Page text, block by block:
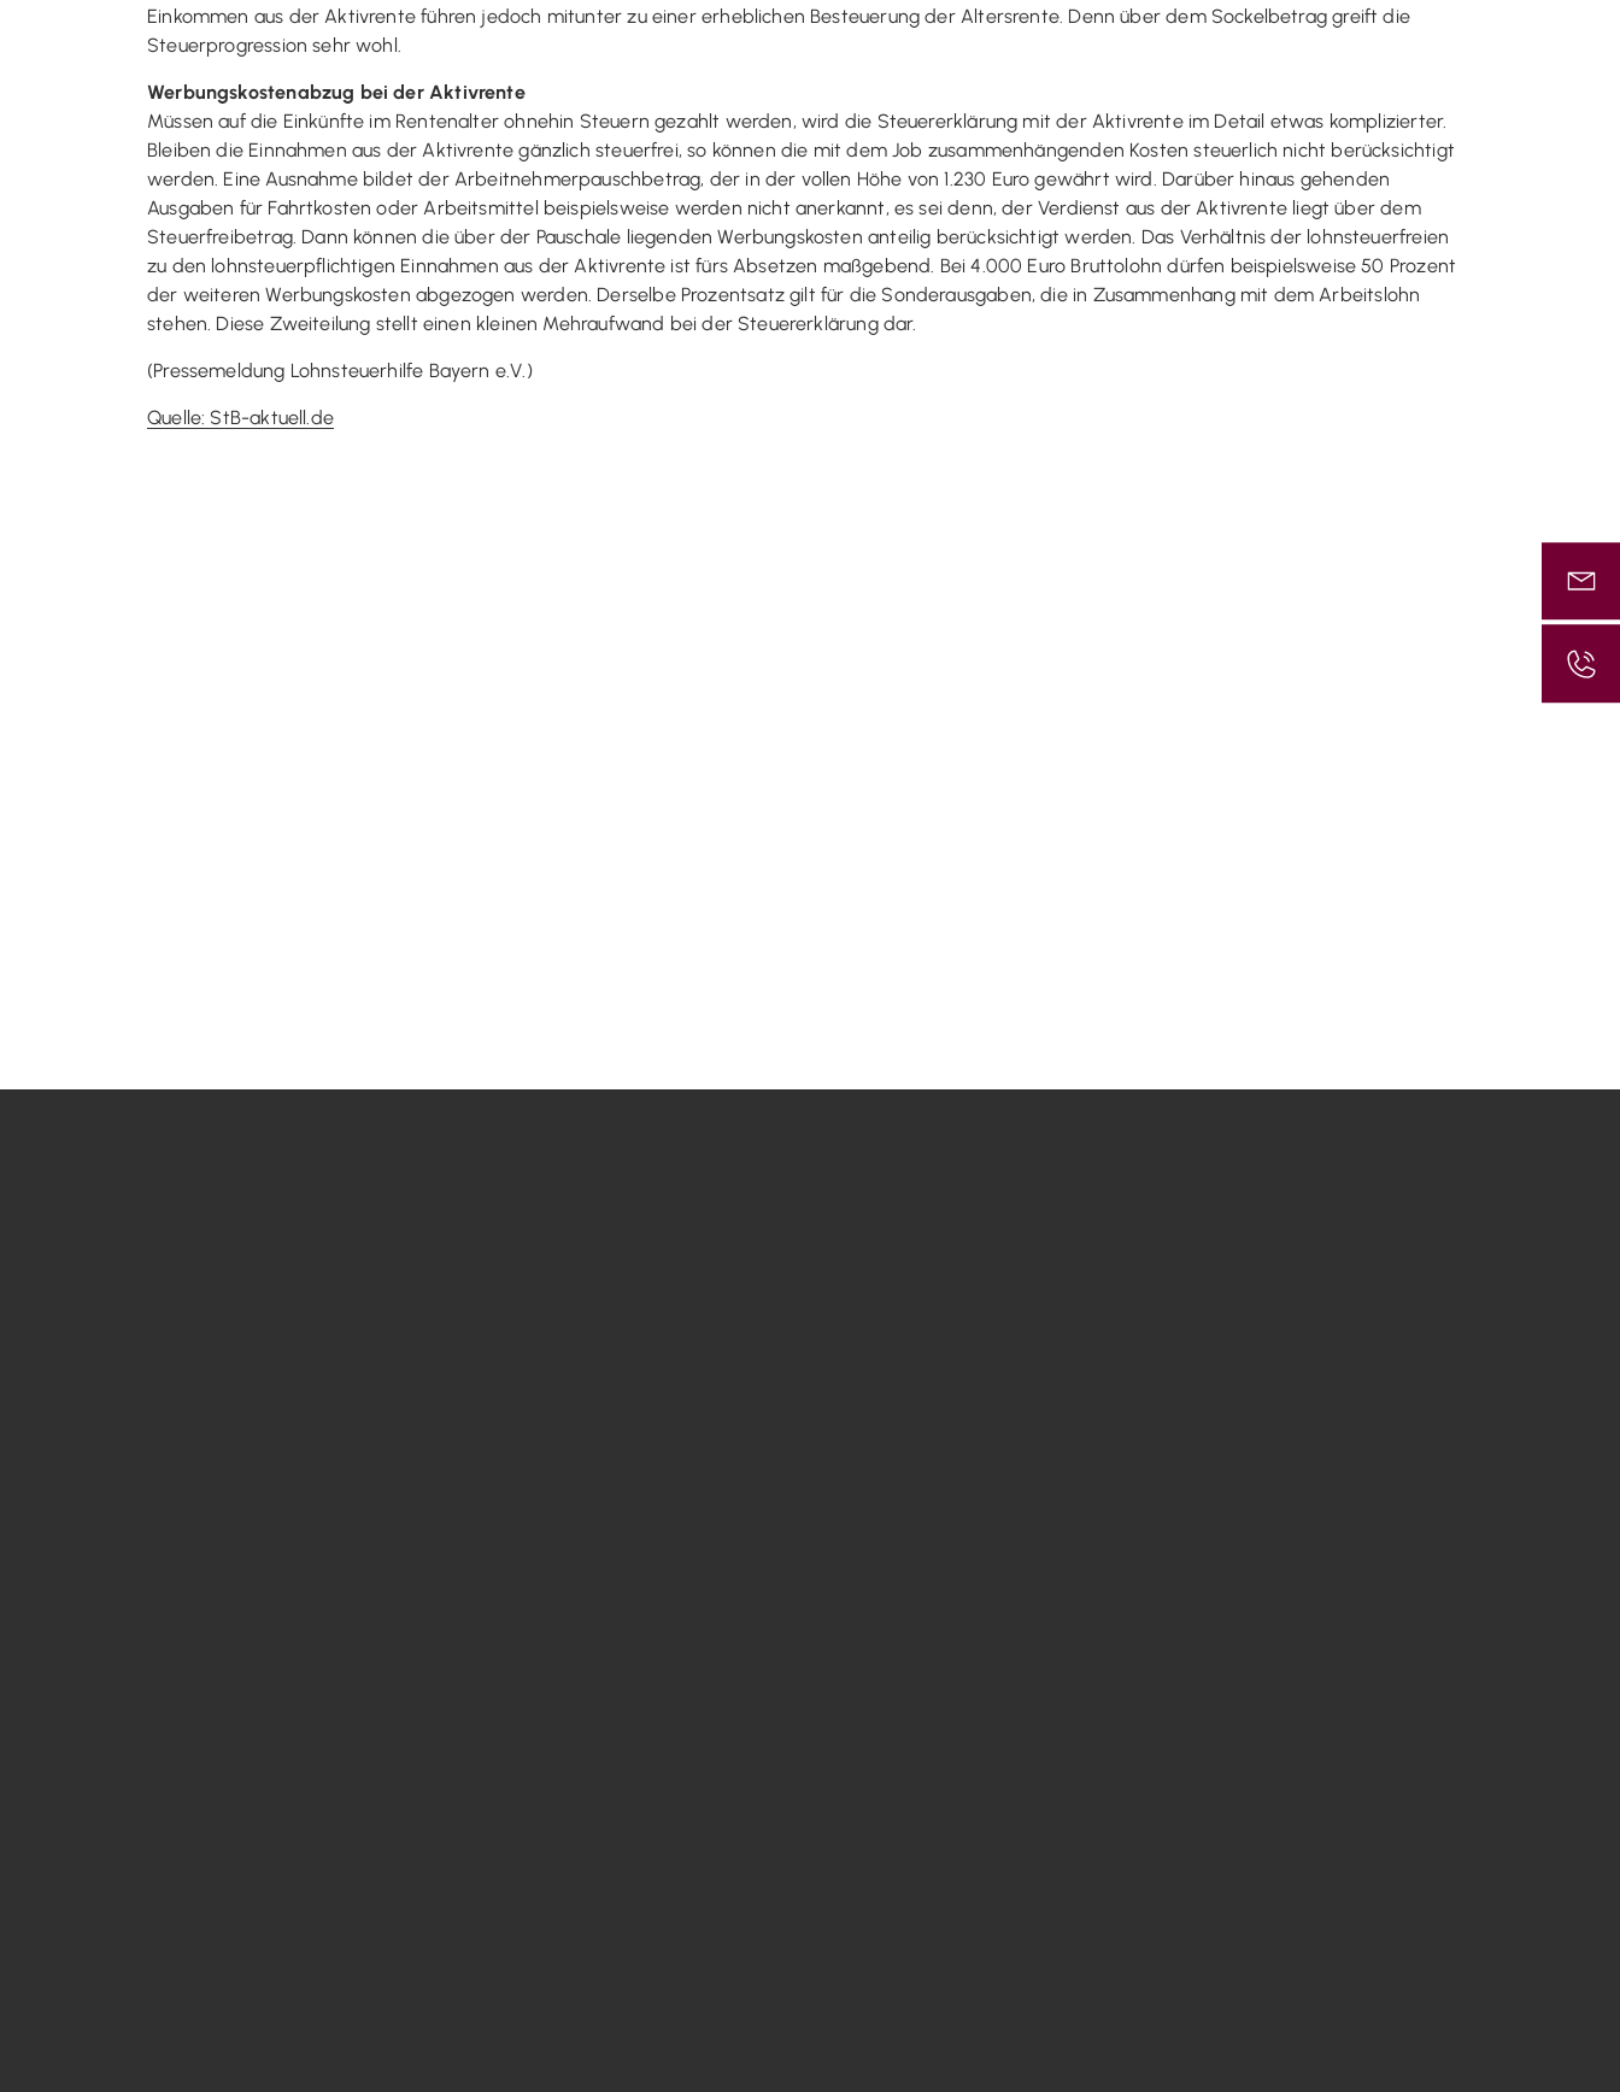
Einkommen aus der Aktivrente führen jedoch mitunter zu einer erheblichen Besteuerung der Altersrente. Denn über dem Sockelbetrag greift die
Steuerprogression sehr wohl.
Werbungskostenabzug bei der Aktivrente
Müssen auf die Einkünfte im Rentenalter ohnehin Steuern gezahlt werden, wird die Steuererklärung mit der Aktivrente im Detail etwas komplizierter.
Bleiben die Einnahmen aus der Aktivrente gänzlich steuerfrei, so können die mit dem Job zusammenhängenden Kosten steuerlich nicht berücksichtigt
werden. Eine Ausnahme bildet der Arbeitnehmerpauschbetrag, der in der vollen Höhe von 1.230 Euro gewährt wird. Darüber hinaus gehenden
Ausgaben für Fahrtkosten oder Arbeitsmittel beispielsweise werden nicht anerkannt, es sei denn, der Verdienst aus der Aktivrente liegt über dem
Steuerfreibetrag. Dann können die über der Pauschale liegenden Werbungskosten anteilig berücksichtigt werden. Das Verhältnis der lohnsteuerfreien
zu den lohnsteuerpflichtigen Einnahmen aus der Aktivrente ist fürs Absetzen maßgebend. Bei 4.000 Euro Bruttolohn dürfen beispielsweise 50 Prozent
der weiteren Werbungskosten abgezogen werden. Derselbe Prozentsatz gilt für die Sonderausgaben, die in Zusammenhang mit dem Arbeitslohn
stehen. Diese Zweiteilung stellt einen kleinen Mehraufwand bei der Steuererklärung dar.
(Pressemeldung Lohnsteuerhilfe Bayern e.V.)
Quelle: StB-aktuell.de